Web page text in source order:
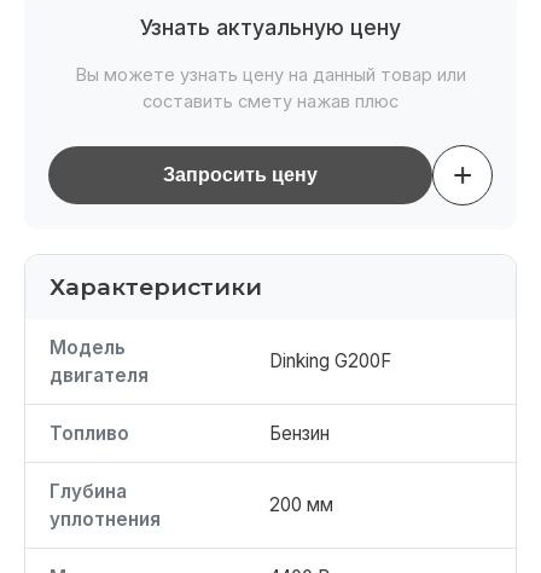
Узнать актуальную цену
Вы можете узнать цену на данный товар или
составить смету нажав плюс
Запросить цену +
Характеристики
Модель
двигателя
Dinking G200F
Топливо Бензин
Глубина
уплотнения
200 мм